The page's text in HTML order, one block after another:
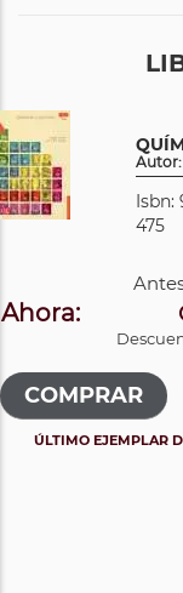
Autor:
Isbn:
475
Ahora:
ÚLTIMO EJEMPLAR